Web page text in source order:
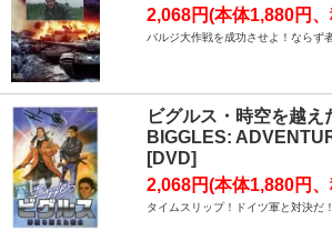
2,068円(本体1,880円
バルジ大作戦を成功させよ！ならず
ビグルス・時空を越え
BIGGLES:
[DVD]
2,068円(本体1,880円
タイムスリップ！ドイツ軍と対決だ